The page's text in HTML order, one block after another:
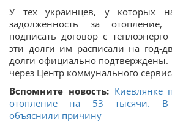
У тех украинцев, у которых
задолженность за отопление,
подписать договор с
эти долги им расписали на год-
долги официально подтверждены.
через Центр коммунального
Вспомните новость: Киевлянке
отопление на 53 тысячи. В
объяснили причину